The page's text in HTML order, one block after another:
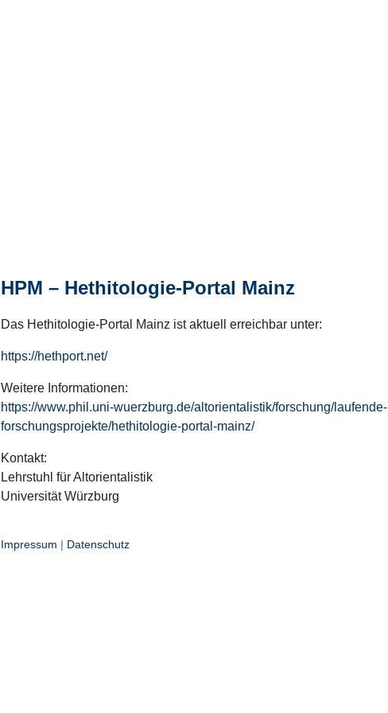
HPM – Hethitologie-Portal Mainz
Das Hethitologie-Portal Mainz ist aktuell erreichbar unter:
https://hethport.net/
Weitere Informationen:
https://www.phil.uni-wuerzburg.de/altorientalistik/forschung/laufende-
forschungsprojekte/hethitologie-portal-mainz/
Kontakt:
Lehrstuhl für Altorientalistik
Universität Würzburg
Impressum | Datenschutz